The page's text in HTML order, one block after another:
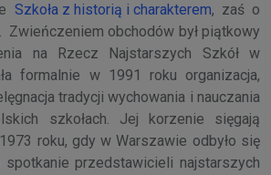
Szkoła z historią i charakterem, zaś o
Zwieńczeniem obchodów był piątkowy
na Rzecz Najstarszych Szkół w
formalnie w 1991 roku organizacja,
tradycji wychowania i nauczania
szkołach. Jej korzenie sięgają
roku, gdy w Warszawie odbyło się
przedstawicieli najstarszych